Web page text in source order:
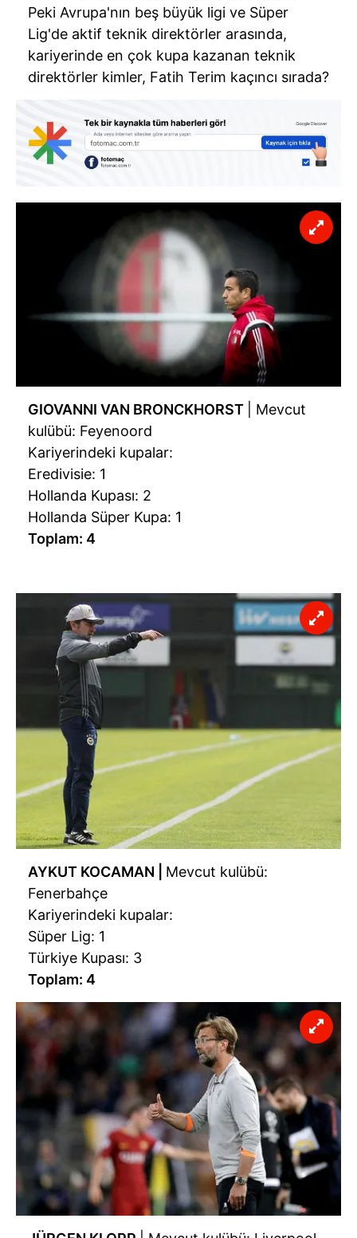
Peki Avrupa'nın beş büyük ligi ve Süper
Lig'de aktif teknik direktörler arasında,
kariyerinde en çok kupa kazanan teknik
direktörler kimler, Fatih Terim kaçıncı sırada?
GIOVANNI VAN BRONCKHORST
| Mevcut
kulübü: Feyenoord
Kariyerindeki kupalar:
Eredivisie: 1
Hollanda Kupası: 2
Hollanda Süper Kupa: 1
Toplam: 4
AYKUT KOCAMAN | Mevcut kulübü:
Fenerbahçe
Kariyerindeki kupalar:
Süper Lig: 1
Türkiye Kupası: 3
Toplam: 4